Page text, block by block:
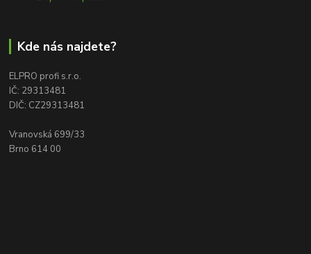
Kde nás najdete?
ELPRO profi s.r.o.
IČ: 29313481
DIČ: CZ29313481
Vranovská 699/33
Brno 614 00